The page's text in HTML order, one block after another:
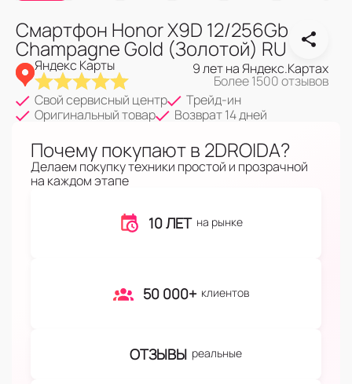
Смартфон Honor X9D 12/256Gb
Champagne Gold (Золотой) RU
Яндекс Карты 9 лет на Яндекс.Картах
Более 1500 отзывов
Свой сервисный центр
Трейд-ин
Оригинальный товар
Возврат 14 дней
Почему покупают в 2DROIDA?
Делаем покупку техники простой и прозрачной
на каждом этапе
10 ЛЕТ на рынке
50 000+ клиентов
ОТЗЫВЫ реальные